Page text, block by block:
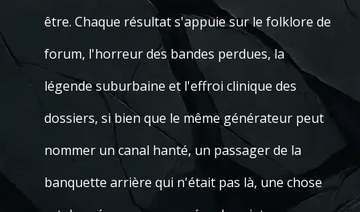
être. Chaque résultat s'appuie sur le folklore de
forum, l'horreur des bandes perdues, la
légende suburbaine et l'effroi clinique des
dossiers, si bien que le même générateur peut
nommer un canal hanté, un passager de la
banquette arrière qui n'était pas là, une chose